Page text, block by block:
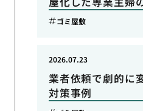
ゴミ屋敷
業者依頼で劇的に
対策事例
2026.07.23